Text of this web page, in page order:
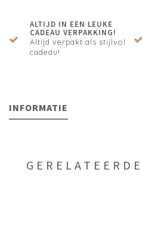
ALTIJD IN EEN LEUKE
CADEAU VERPAKKING!
Altijd verpakt als stijlvol
cadeau!
INFORMATIE